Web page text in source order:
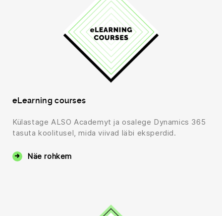
eLearning courses
Külastage ALSO Academyt ja osalege Dynamics 365
tasuta koolitusel, mida viivad läbi eksperdid.
Näe rohkem